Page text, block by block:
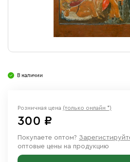
Ювелирные изделия
В наличии
Розничная цена (только онлайн *)
300 ₽
Покупаете оптом?
оптовые цены на продукцию